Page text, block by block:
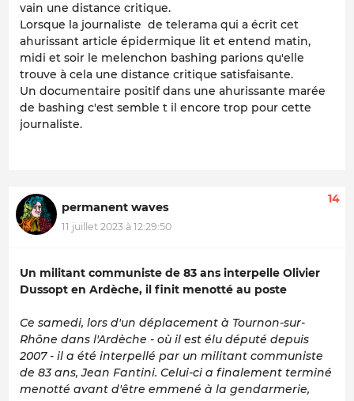
vain une distance critique.
Lorsque la journaliste de telerama qui a écrit cet
ahurissant article épidermique lit et entend matin,
midi et soir le melenchon bashing parions qu'elle
trouve à cela une distance critique satisfaisante.
Un documentaire positif dans une ahurissante marée
de bashing c'est semble t il encore trop pour cette
journaliste.
permanent waves
11 juillet 2023 à 12:29:50
14
Un militant communiste de 83 ans interpelle Olivier
Dussopt en Ardèche, il finit menotté au poste
Ce samedi, lors d'un déplacement à Tournon-sur-
Rhône dans l'Ardèche - où il est élu député depuis
2007 - il a été interpellé par un militant communiste
de 83 ans, Jean Fantini. Celui-ci a finalement terminé
menotté avant d'être emmené à la gendarmerie,